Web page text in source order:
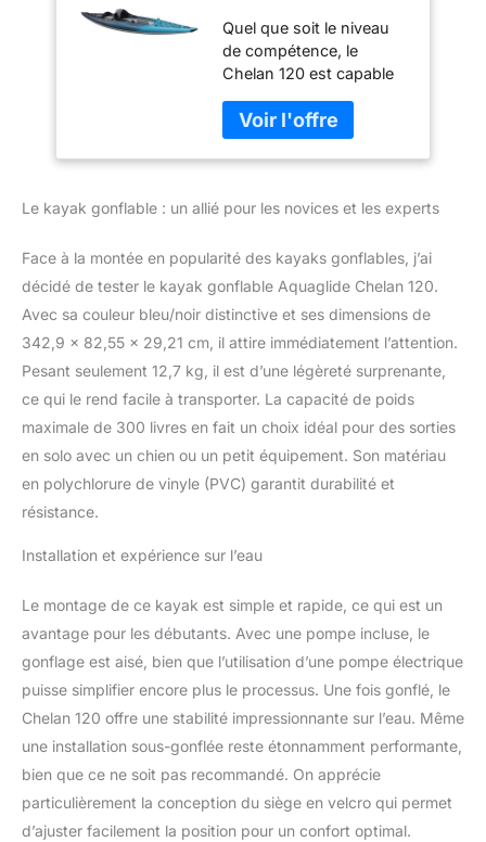
Quel que soit le niveau
de compétence, le
Chelan 120 est capable
traditionnelles de kayak à
coque dure pour des
années de pagaie sans
H) : 344 x 82,6 x 29,2 x
personne | 136 kg. Poids
maximum : 136 kg. Idéal
pour : tourisme de
performance pour 1
personne. Poids de la
coque : 12,8 kg
Le kayak gonflable : un allié pour les novices et les experts
Face à la montée en popularité des kayaks gonflables, j’ai
décidé de tester le kayak gonflable Aquaglide Chelan 120.
Avec sa couleur bleu/noir distinctive et ses dimensions de
342,9 x 82,55 x 29,21 cm, il attire immédiatement l’attention.
Pesant seulement 12,7 kg, il est d’une légèreté surprenante,
ce qui le rend facile à transporter. La capacité de poids
maximale de 300 livres en fait un choix idéal pour des sorties
en solo avec un chien ou un petit équipement. Son matériau
en polychlorure de vinyle (PVC) garantit durabilité et
résistance.
Installation et expérience sur l’eau
Le montage de ce kayak est simple et rapide, ce qui est un
avantage pour les débutants. Avec une pompe incluse, le
gonflage est aisé, bien que l’utilisation d’une pompe électrique
puisse simplifier encore plus le processus. Une fois gonflé, le
Chelan 120 offre une stabilité impressionnante sur l’eau. Même
une installation sous-gonflée reste étonnamment performante,
bien que ce ne soit pas recommandé. On apprécie
particulièrement la conception du siège en velcro qui permet
d’ajuster facilement la position pour un confort optimal.